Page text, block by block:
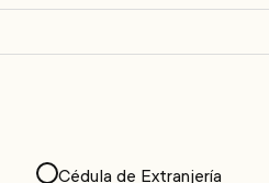
Cédula de Extranjería